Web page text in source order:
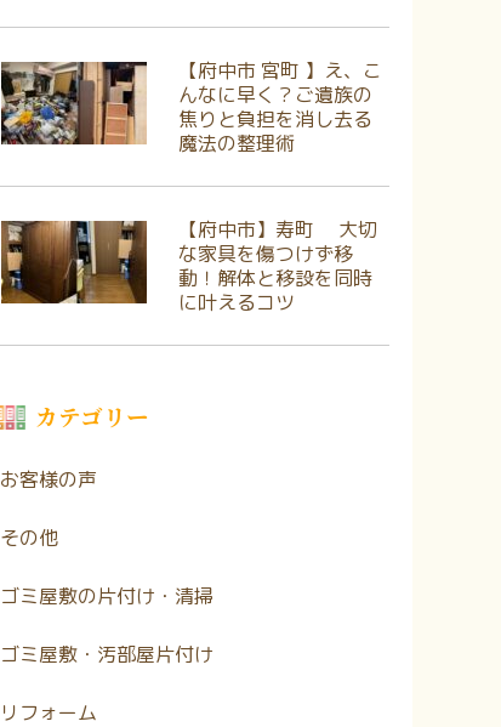
【府中市 宮町 】え、こ
んなに早く？ご遺族の
焦りと負担を消し去る
魔法の整理術
【府中市】寿町 大切
な家具を傷つけず移
動！解体と移設を同時
に叶えるコツ
カテゴリー
お客様の声
その他
ゴミ屋敷の片付け・清掃
ゴミ屋敷・汚部屋片付け
リフォーム